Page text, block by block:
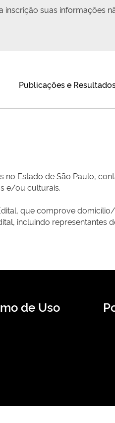
suas informações
Publicações e
no Estado de São Paulo,
e/ou culturais.
que comprove
incluindo representantes
de Uso